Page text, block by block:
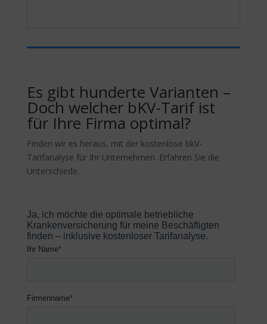
Es gibt hunderte Varianten –
Doch welcher bKV-Tarif ist
für Ihre Firma optimal?
Finden wir es heraus, mit der kostenlose bkV-
Tarifanalyse für Ihr Unternehmen. Erfahren Sie die
Unterschiede.